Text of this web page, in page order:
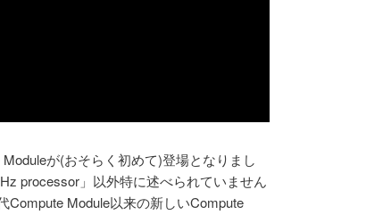
が(おそらく初めて)登場となりまし
processor」以外特に述べられていません
Compute Module以来の新しいCompute